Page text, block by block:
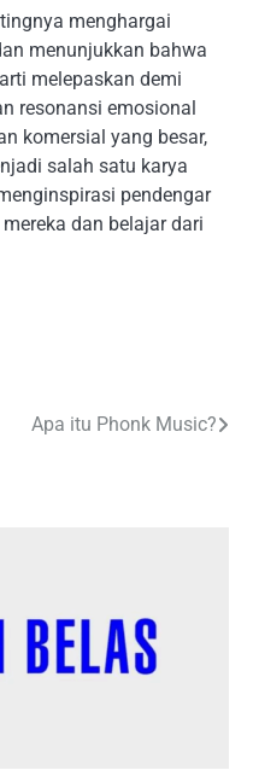
menghargai
menunjukkan bahwa
melepaskan demi
resonansi emosional
komersial yang besar,
salah satu karya
pendengar
dan belajar dari
Apa itu Phonk Music?